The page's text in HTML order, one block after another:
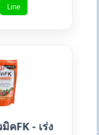
Line
คFK - เร่ง